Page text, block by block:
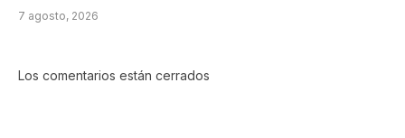
7 agosto, 2026
Los comentarios están cerrados